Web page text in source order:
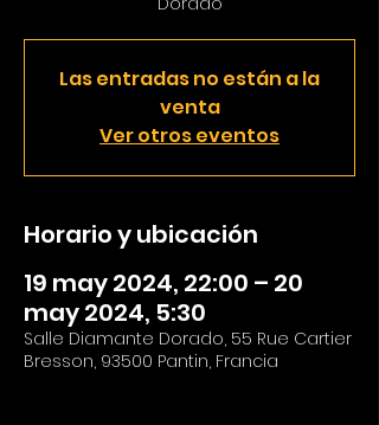
Las entradas no están a la
venta
Ver otros eventos
Horario y ubicación
19 may 2024, 22:00 – 20
may 2024, 5:30
Salle Diamante Dorado, 55 Rue Cartier
Bresson, 93500 Pantin, Francia